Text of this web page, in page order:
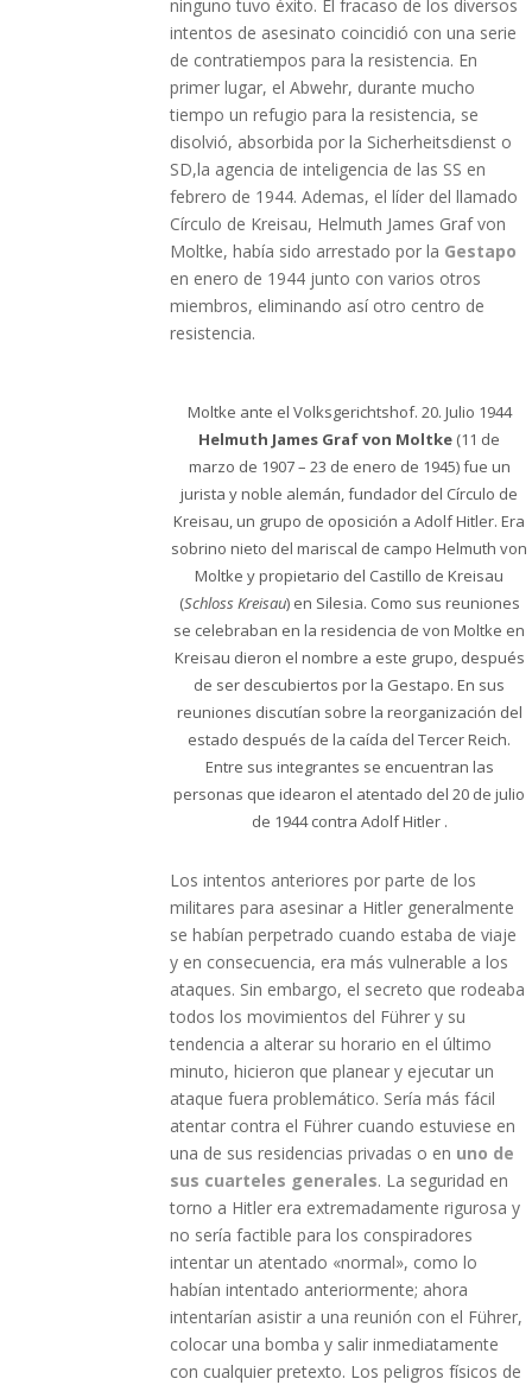
ninguno tuvo éxito. El fracaso de los diversos
intentos de asesinato coincidió con una serie
de contratiempos para la resistencia. En
primer lugar, el Abwehr, durante mucho
tiempo un refugio para la resistencia, se
disolvió, absorbida por la Sicherheitsdienst o
SD,la agencia de inteligencia de las SS en
febrero de 1944. Ademas, el líder del llamado
Círculo de Kreisau, Helmuth James Graf von
Moltke, había sido arrestado por la Gestapo
en enero de 1944 junto con varios otros
miembros, eliminando así otro centro de
resistencia.
Moltke ante el Volksgerichtshof. 20. Julio 1944
Helmuth James Graf von Moltke (11 de
marzo de 1907 – 23 de enero de 1945) fue un
jurista y noble alemán, fundador del Círculo de
Kreisau, un grupo de oposición a Adolf Hitler. Era
sobrino nieto del mariscal de campo Helmuth von
Moltke y propietario del Castillo de Kreisau
(Schloss Kreisau) en Silesia. Como sus reuniones
se celebraban en la residencia de von Moltke en
Kreisau dieron el nombre a este grupo, después
de ser descubiertos por la Gestapo. En sus
reuniones discutían sobre la reorganización del
estado después de la caída del Tercer Reich.
Entre sus integrantes se encuentran las
personas que idearon el atentado del 20 de julio
de 1944 contra Adolf Hitler .
Los intentos anteriores por parte de los
militares para asesinar a Hitler generalmente
se habían perpetrado cuando estaba de viaje
y en consecuencia, era más vulnerable a los
ataques. Sin embargo, el secreto que rodeaba
todos los movimientos del Führer y su
tendencia a alterar su horario en el último
minuto, hicieron que planear y ejecutar un
ataque fuera problemático. Sería más fácil
atentar contra el Führer cuando estuviese en
una de sus residencias privadas o en uno de
sus cuarteles generales. La seguridad en
torno a Hitler era extremadamente rigurosa y
no sería factible para los conspiradores
intentar un atentado «normal», como lo
habían intentado anteriormente; ahora
intentarían asistir a una reunión con el Führer,
colocar una bomba y salir inmediatamente
con cualquier pretexto. Los peligros físicos de